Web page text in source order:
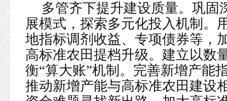
多管齐下提升建设质量。巩固
展模式，探索多元化投入机制。
地指标调剂收益、专项债券等，
高标准农田提档升级。建立以数
衡“算大账”机制。完善新增产能
推动新增产能与高标准农田建设